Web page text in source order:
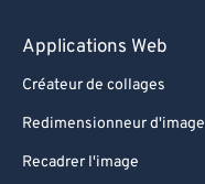
Applications Web
Créateur de collages
Redimensionneur d'image
Recadrer l'image